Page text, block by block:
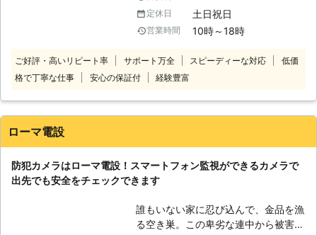
ば、防犯カメラの目を盗んで万引きを
おこないやすくなるためです。 「万
引きが増えて売り上げが厳しいなあ」
出来たら性能のいい防犯カメラで、万
引きを改善したいもの。そんなときこ
社キャトルプランにはお客様から選ば
れる強みがございます。 ●豊富な品
犯カメラをご提案いたします 株式会
社キャトルプランの強みは高画質防犯
定休日 土日祝日
営業時間 10時～18時
ご好評・高いリピート率 サポート万全 スピーディーな対応
低価
格で丁寧な仕事
安心の保証付 経験豊富
ローマ電設
防犯カメラはローマ電設！スマートフォン監視ができるカメラで
出先でも安全をチェックできます
誰もいない家に忍び込んで、金品を漁
る空き巣。この卑劣な連中から被害を